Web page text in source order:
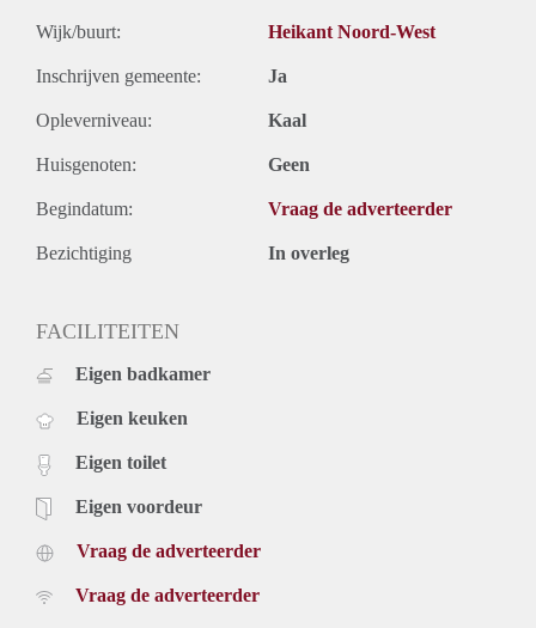
Wijk/buurt: Heikant Noord-West
Inschrijven gemeente: Ja
Opleverniveau: Kaal
Huisgenoten: Geen
Begindatum: Vraag de adverteerder
Bezichtiging In overleg
FACILITEITEN
Eigen badkamer
Eigen keuken
Eigen toilet
Eigen voordeur
Vraag de adverteerder
Vraag de adverteerder